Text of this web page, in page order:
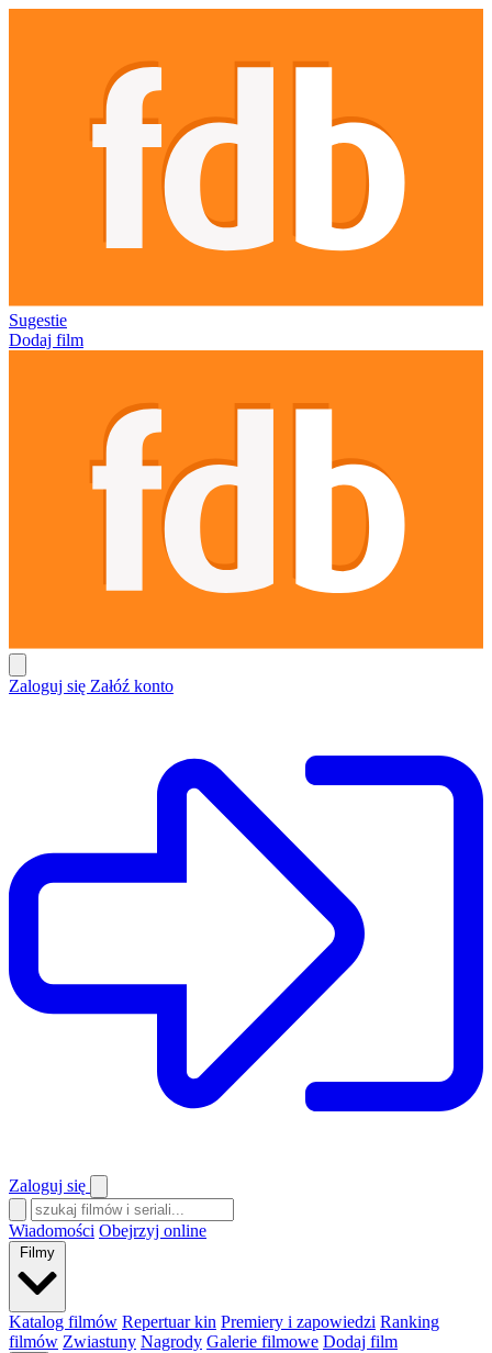
Sugestie
Dodaj film
Zaloguj się Załóź konto
Zaloguj się
Wiadomości Obejrzyj online
Filmy
Katalog filmów Repertuar kin Premiery i zapowiedzi Ranking
filmów Zwiastuny Nagrody Galerie filmowe Dodaj film